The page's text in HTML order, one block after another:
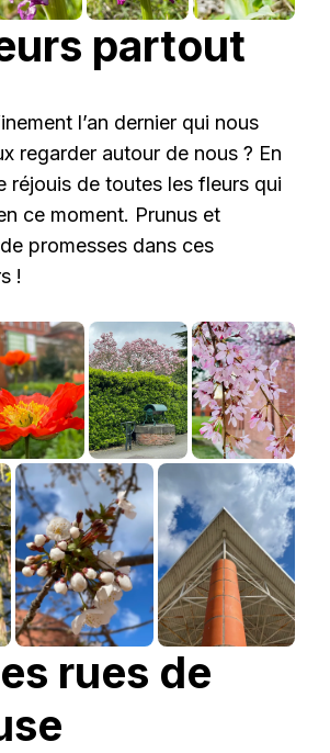
partout
l’an dernier qui nous
regarder autour de nous ? En
réjouis de toutes les fleurs qui
ce moment. Prunus et
promesses dans ces
!
rues de